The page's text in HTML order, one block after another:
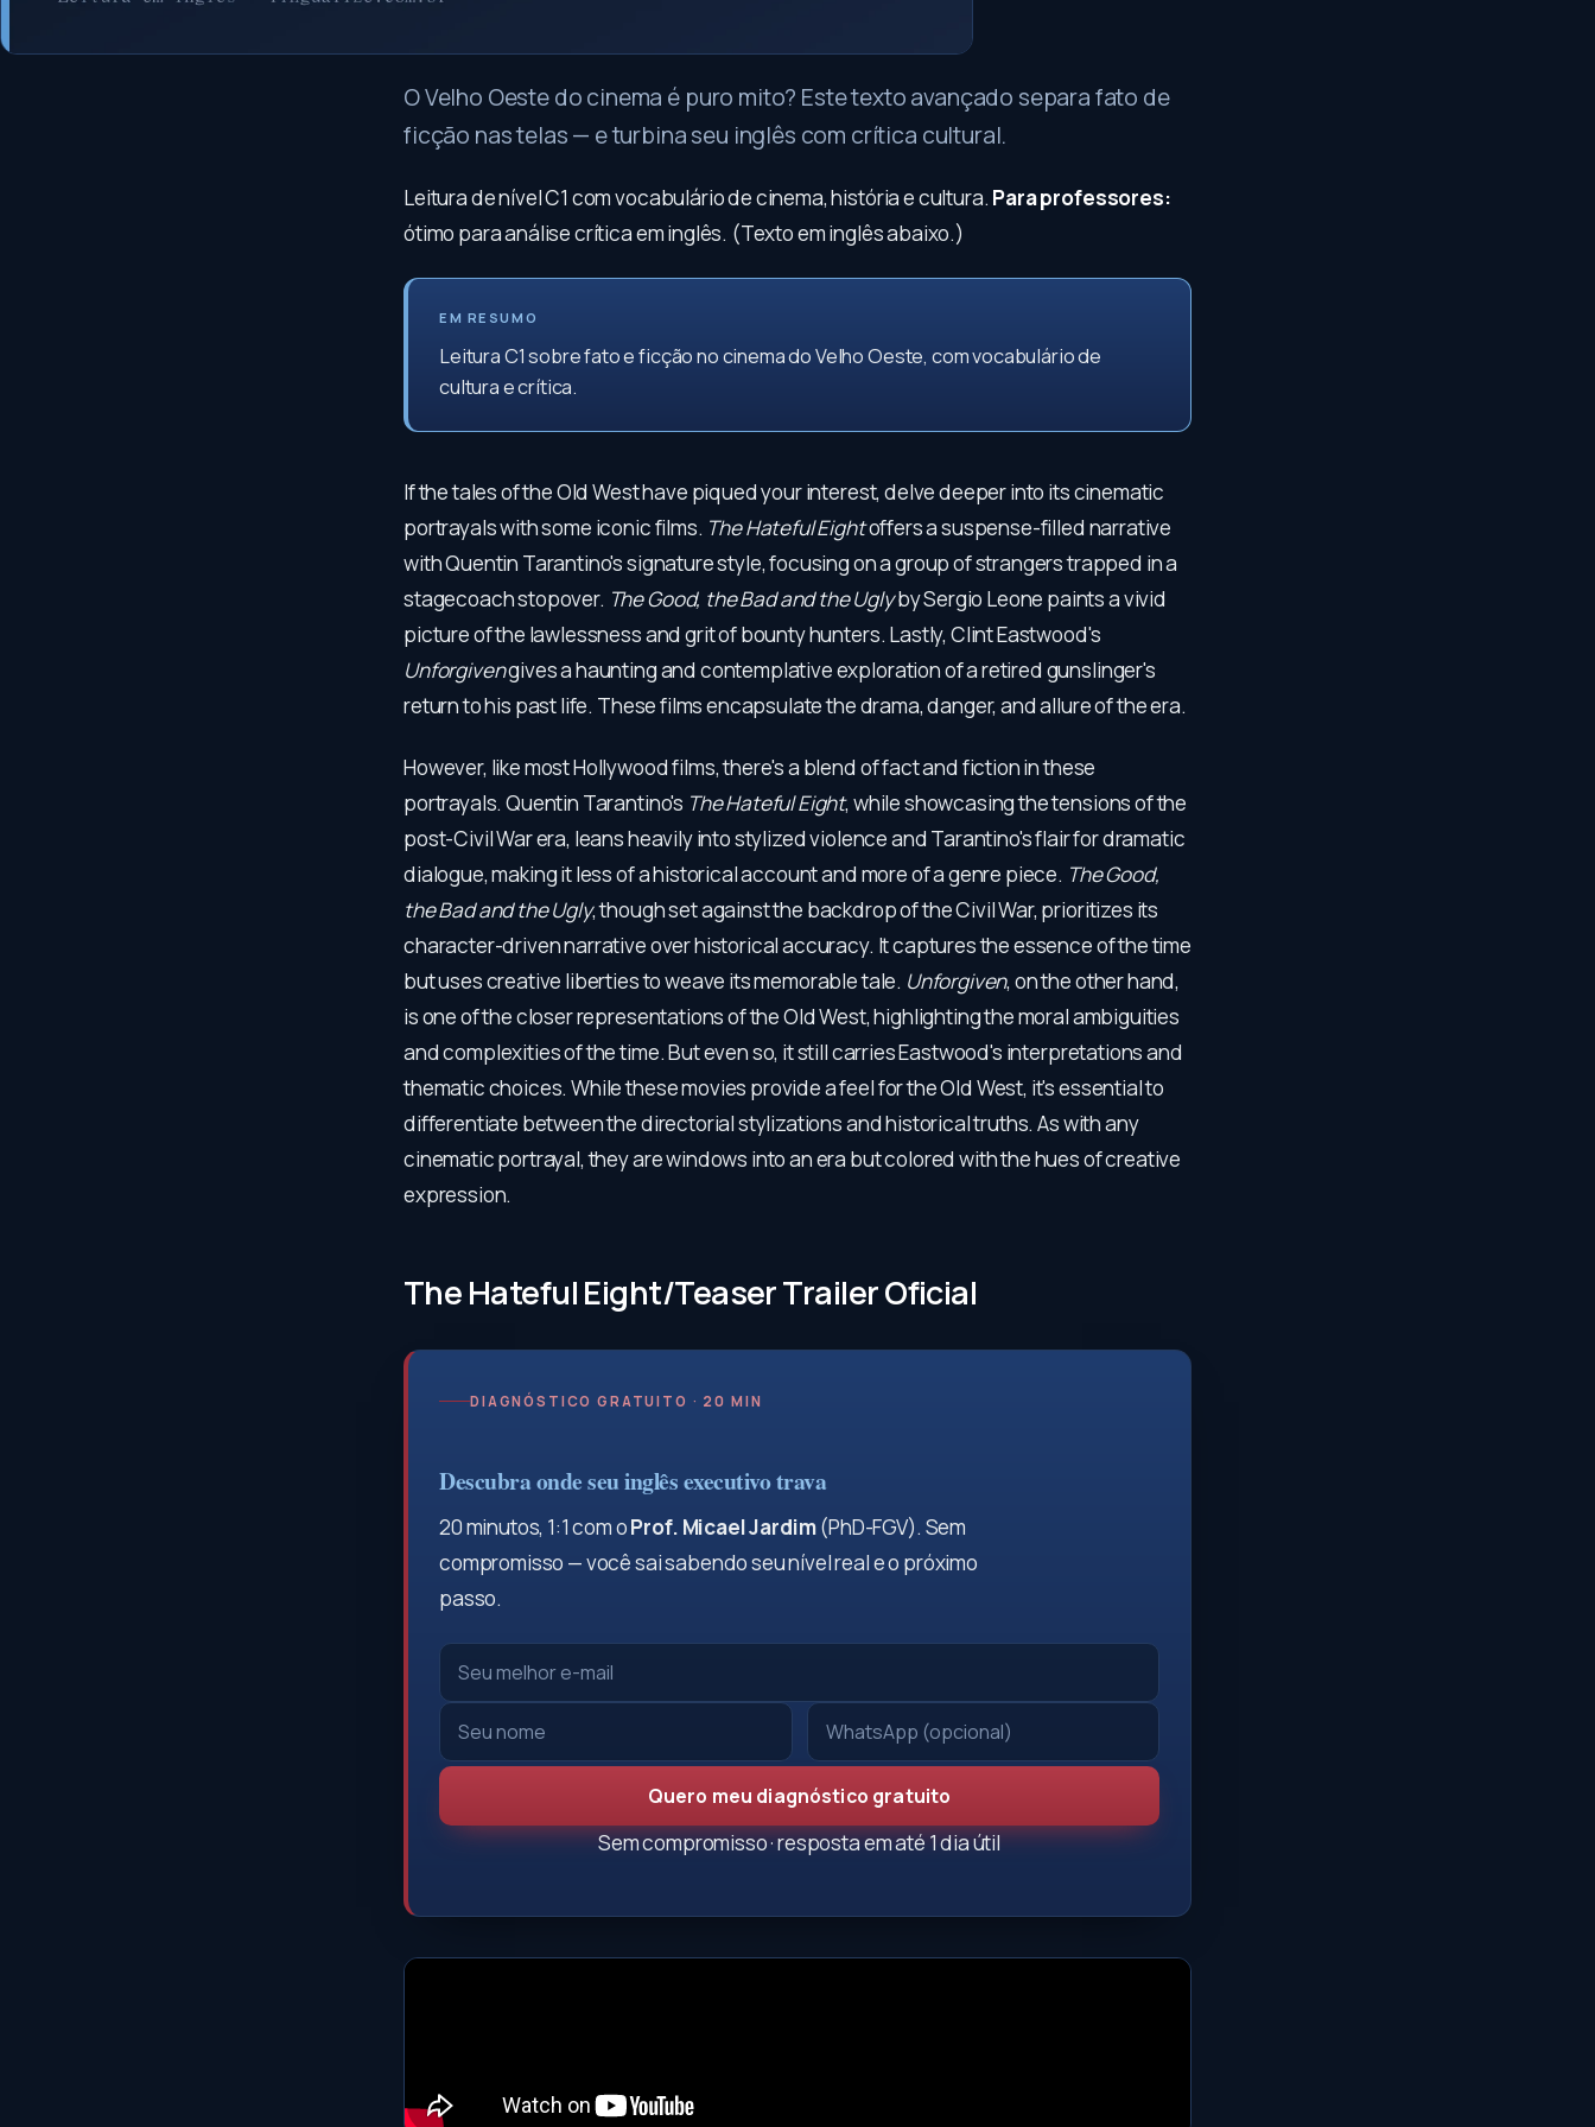
O Velho Oeste do cinema é puro mito? Este texto avançado separa fato de
ficção nas telas — e turbina seu inglês com crítica cultural.
Leitura de nível C1 com vocabulário de cinema, história e cultura. Para professores:
ótimo para análise crítica em inglês. (Texto em inglês abaixo.)
EM RESUMO
Leitura C1 sobre fato e ficção no cinema do Velho Oeste, com vocabulário de
cultura e crítica.
If the tales of the Old West have piqued your interest, delve deeper into its cinematic
portrayals with some iconic films. The Hateful Eightoffers a suspense-filled narrative
with Quentin Tarantino's signature style, focusing on a group of strangers trapped in a
stagecoach stopover. The Good, the Bad and the Uglyby Sergio Leone paints a vivid
picture of the lawlessness and grit of bounty hunters. Lastly, Clint Eastwood's
Unforgivengives a haunting and contemplative exploration of a retired gunslinger's
return to his past life. These films encapsulate the drama, danger, and allure of the era.
However, like most Hollywood films, there's a blend of fact and fiction in these
portrayals. Quentin Tarantino's The Hateful Eight, while showcasing the tensions of the
post-Civil War era, leans heavily into stylized violence and Tarantino's flair for dramatic
dialogue, making it less of a historical account and more of a genre piece. The Good,
the Bad and the Ugly, though set against the backdrop of the Civil War, prioritizes its
character-driven narrative over historical accuracy. It captures the essence of the time
but uses creative liberties to weave its memorable tale. Unforgiven, on the other hand,
is one of the closer representations of the Old West, highlighting the moral ambiguities
and complexities of the time. But even so, it still carries Eastwood's interpretations and
thematic choices. While these movies provide a feel for the Old West, it's essential to
differentiate between the directorial stylizations and historical truths. As with any
cinematic portrayal, they are windows into an era but colored with the hues of creative
expression.
The Hateful Eight/Teaser Trailer Oficial
DIAGNÓSTICO GRATUITO · 20 MIN
Descubra onde seu inglês executivo trava
20 minutos, 1:1 com oProf. Micael Jardim(PhD-FGV). Sem
compromisso — você sai sabendo seu nível real e o próximo
passo.
Quero meu diagnóstico gratuito
Sem compromisso · resposta em até 1 dia útil